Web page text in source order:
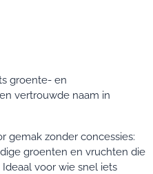
groente- en
vertrouwde naam in
gemak zonder concessies:
groenten en vruchten die
voor wie snel iets